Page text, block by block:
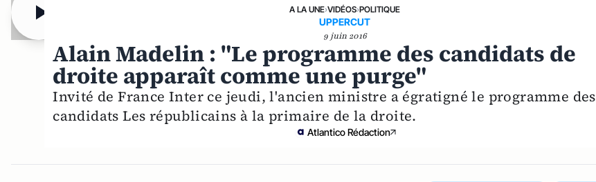
A LA UNE›VIDÉOS›POLITIQUE
UPPERCUT
9 juin 2016
Alain Madelin : "Le programme des candidats de
droite apparaît comme une purge"
Invité de France Inter ce jeudi, l'ancien ministre a égratigné le programme des
candidats Les républicains à la primaire de la droite.
Atlantico Rédaction